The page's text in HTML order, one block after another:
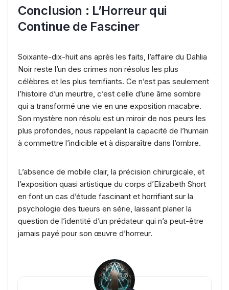
Conclusion : L’Horreur qui
Continue de Fasciner
Soixante-dix-huit ans après les faits, l’affaire du Dahlia
Noir reste l’un des crimes non résolus les plus
célèbres et les plus terrifiants. Ce n’est pas seulement
l’histoire d’un meurtre, c’est celle d’une âme sombre
qui a transformé une vie en une exposition macabre.
Son mystère non résolu est un miroir de nos peurs les
plus profondes, nous rappelant la capacité de l’humain
à commettre l’indicible et à disparaître dans l’ombre.
L’absence de mobile clair, la précision chirurgicale, et
l’exposition quasi artistique du corps d’Elizabeth Short
en font un cas d’étude fascinant et horrifiant sur la
psychologie des tueurs en série, laissant planer la
question de l’identité d’un prédateur qui n’a peut-être
jamais payé pour son œuvre d’horreur.